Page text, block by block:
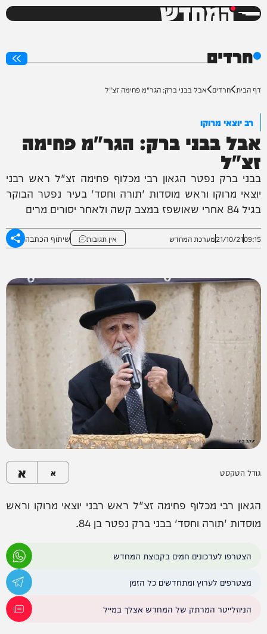
המחדש
חרדים
דף הבית חרדים אבל בבני ברק: הגר"מ פחימה זצ"ל
רב יוצאי מרוקו
אבל בבני ברק: הגר"מ פחימה
זצ"ל
בבני ברק נפטר הגאון רבי מכלוף פחימה זצ"ל ראש רבני
יוצאי מרוקו וראש מוסדות 'תורה וחסד' בעיר נפטר הבוקר
בגיל 84 אחרי שאושפז במצב קשה ולאחר יסורים מרים
09:15
21/10/21מערכת המחדש אין תגובות שיתוף הכתבה
גודל הטקסט א א
הגאון רבי מכלוף פחימה זצ"ל ראש רבני יוצאי מרוקו וראש
מוסדות 'תורה וחסד' בבני ברק נפטר בן 84.
הצטרפו לעדכונים חמים בקבוצת המחדש
מצטרפים לערוץ ומתחדשים כל הזמן
הניוזלייטר המרתק של המחדש אצלך במייל